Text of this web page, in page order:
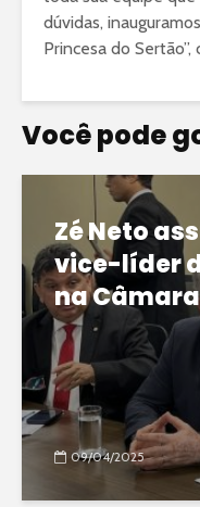
dúvidas,
Princesa do Sertão”,
Você pode
Zé Neto
vice-líder
na Câmara
09/04/2025